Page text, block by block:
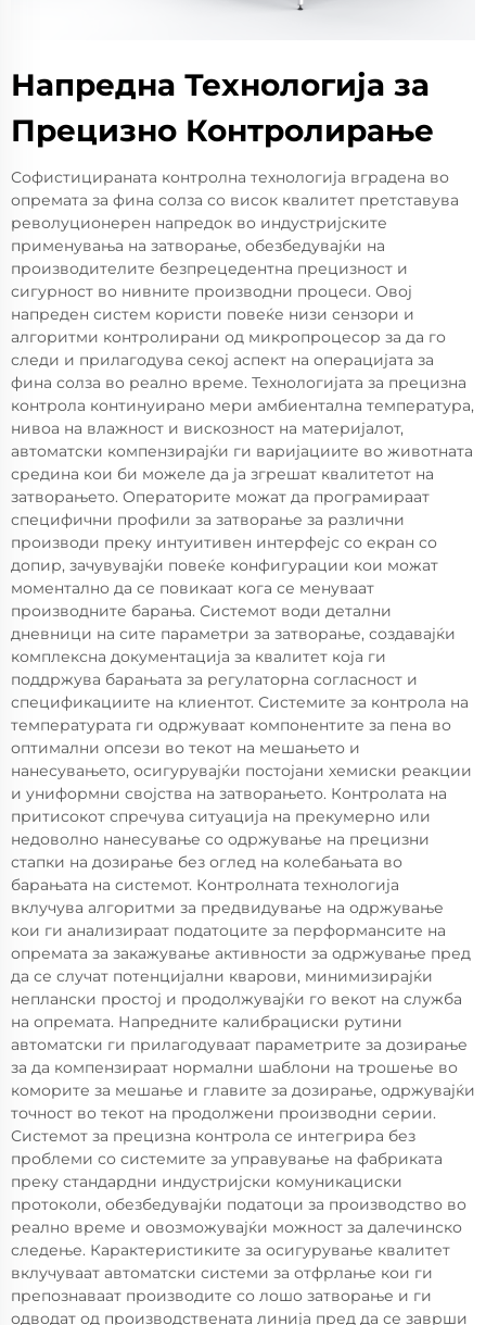
Напредна Технологија за
Прецизно Контролирање
Софистицираната контролна технологија вградена во
опремата за фина солза со висок квалитет претставува
револуционерен напредок во индустријските
применувања на затворање, обезбедувајќи на
производителите безпрецедентна прецизност и
сигурност во нивните производни процеси. Овој
напреден систем користи повеќе низи сензори и
алгоритми контролирани од микропроцесор за да го
следи и прилагодува секој аспект на операцијата за
фина солза во реално време. Технологијата за прецизна
контрола континуирано мери амбиентална температура,
нивоа на влажност и вискозност на материјалот,
автоматски компензирајќи ги варијациите во животната
средина кои би можеле да ја згрешат квалитетот на
затворањето. Операторите можат да програмираат
специфични профили за затворање за различни
производи преку интуитивен интерфејс со екран со
допир, зачувувајќи повеќе конфигурации кои можат
моментално да се повикаат кога се менуваат
производните барања. Системот води детални
дневници на сите параметри за затворање, создавајќи
комплексна документација за квалитет која ги
поддржува барањата за регулаторна согласност и
спецификациите на клиентот. Системите за контрола на
температурата ги одржуваат компонентите за пена во
оптимални опсези во текот на мешањето и
нанесувањето, осигурувајќи постојани хемиски реакции
и униформни својства на затворањето. Контролата на
притисокот спречува ситуација на прекумерно или
недоволно нанесување со одржување на прецизни
стапки на дозирање без оглед на колебањата во
барањата на системот. Контролната технологија
вклучува алгоритми за предвидување на одржување
кои ги анализираат податоците за перформансите на
опремата за закажување активности за одржување пред
да се случат потенцијални кварови, минимизирајќи
неплански простој и продолжувајќи го векот на служба
на опремата. Напредните калибрациски рутини
автоматски ги прилагодуваат параметрите за дозирање
за да компензираат нормални шаблони на трошење во
коморите за мешање и главите за дозирање, одржувајќи
точност во текот на продолжени производни серии.
Системот за прецизна контрола се интегрира без
проблеми со системите за управување на фабриката
преку стандардни индустријски комуникациски
протоколи, обезбедувајќи податоци за производство во
реално време и овозможувајќи можност за далечинско
следење. Карактеристиките за осигурување квалитет
вклучуваат автоматски системи за отфрлање кои ги
препознаваат производите со лошо затворање и ги
одводат од производствената линија пред да се заврши